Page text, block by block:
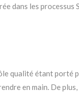
dans les processus
qualité étant porté
en main. De